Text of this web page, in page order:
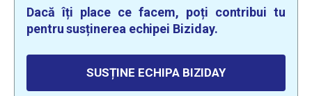
Dacă îți place ce facem, poți contribui tu
pentru susținerea echipei Biziday.
SUSȚINE ECHIPA BIZIDAY